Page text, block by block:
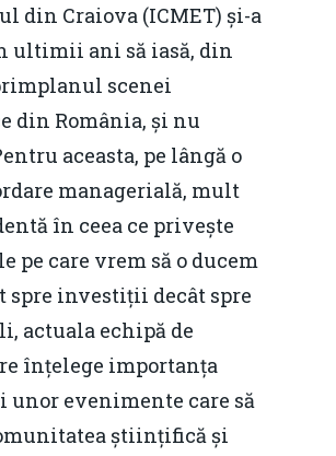
din Craiova (ICMET) și-a
ultimii ani să iasă, din
scenei
din România, și nu
aceasta, pe lângă o
managerială, mult
în ceea ce privește
pe care vrem să o ducem
spre investiții decât spre
actuala echipă de
înțelege importanța
unor evenimente care să
științifică și